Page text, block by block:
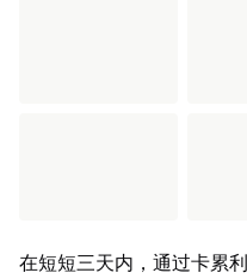
在短短三天内，通过卡累